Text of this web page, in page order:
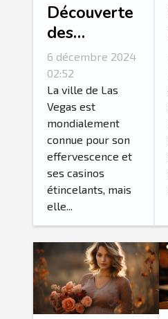
Découverte
des
merveilles
naturelles
autour de
Las Vegas
en excursion
guidée
6 décembre 2024
02:52
La ville de Las
Vegas est
mondialement
connue pour son
effervescence et
ses casinos
étincelants, mais
elle...